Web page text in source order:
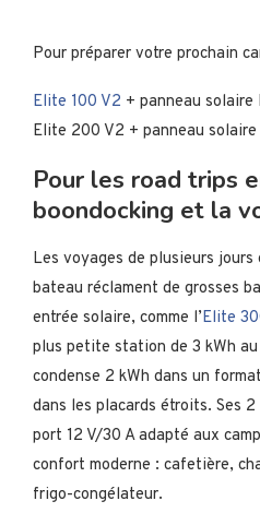
Pour préparer votre prochain
Elite 100 V2 + panneau solaire
Elite 200 V2 + panneau
Pour les road trips
boondocking et la
Les voyages de plusieurs jours
bateau réclament de grosses
entrée solaire, comme l’Elite
plus petite station de 3 kWh
condense 2 kWh dans un
dans les placards étroits. Ses
port 12 V/30 A adapté aux
confort moderne : cafetière,
frigo-congélateur.